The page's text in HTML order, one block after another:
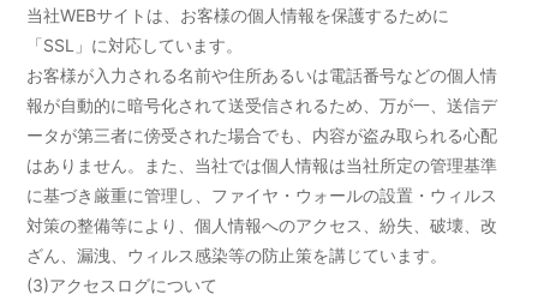
当社WEBサイトは、お客様の個人情報を保護するために
「SSL」に対応しています。
お客様が入力される名前や住所あるいは電話番号などの個人情
報が自動的に暗号化されて送受信されるため、万が一、送信デ
ータが第三者に傍受された場合でも、内容が盗み取られる心配
はありません。また、当社では個人情報は当社所定の管理基準
に基づき厳重に管理し、ファイヤ・ウォールの設置・ウィルス
対策の整備等により、個人情報へのアクセス、紛失、破壊、改
ざん、漏洩、ウィルス感染等の防止策を講じています。
(3)アクセスログについて